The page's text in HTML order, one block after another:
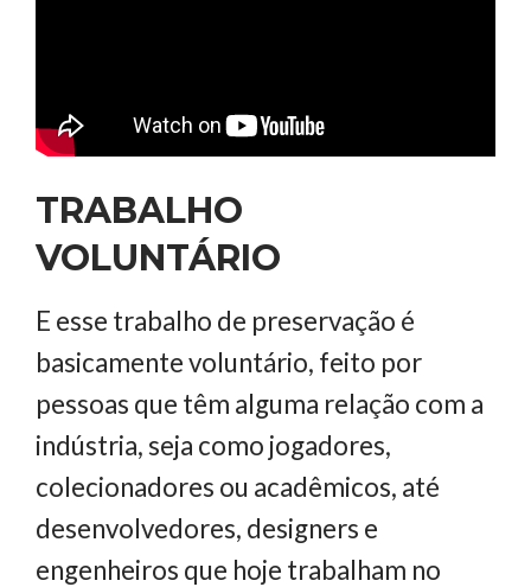
TRABALHO
VOLUNTÁRIO
E esse trabalho de preservação é
basicamente voluntário, feito por
pessoas que têm alguma relação com a
indústria, seja como jogadores,
colecionadores ou acadêmicos, até
desenvolvedores, designers e
engenheiros que hoje trabalham no